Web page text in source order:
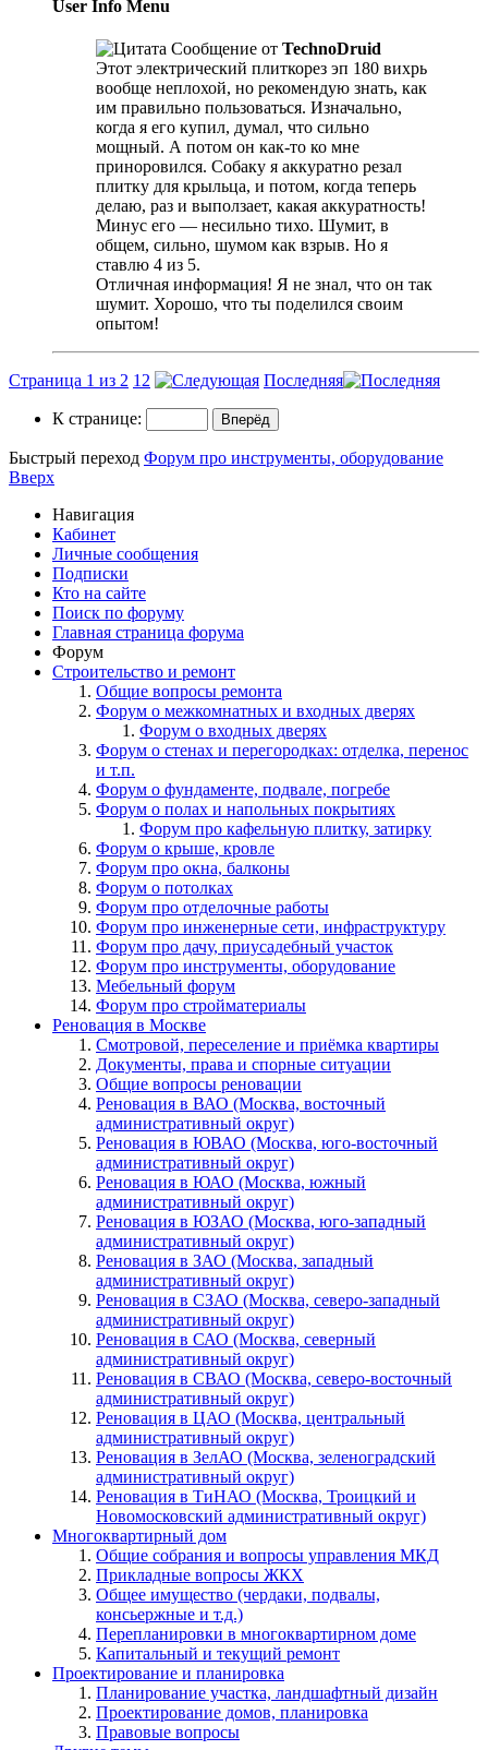
User Info Menu
Сообщение от TechnoDruid
Этот электрический плиткорез эп 180 вихрь
вообще неплохой, но рекомендую знать, как
им правильно пользоваться. Изначально,
когда я его купил, думал, что сильно
мощный. А потом он как-то ко мне
приноровился. Собаку я аккуратно резал
плитку для крыльца, и потом, когда теперь
делаю, раз и выползает, какая аккуратность!
Минус его — несильно тихо. Шумит, в
общем, сильно, шумом как взрыв. Но я
ставлю 4 из 5.
Отличная информация! Я не знал, что он так
шумит. Хорошо, что ты поделился своим
опытом!
Страница 1 из 2 1 2 Последняя
К странице:
Быстрый переход Форум про инструменты, оборудование
Вверх
Навигация
Кабинет
Личные сообщения
Подписки
Кто на сайте
Поиск по форуму
Главная страница форума
Форум
Строительство и ремонт
Общие вопросы ремонта
Форум о межкомнатных и входных дверях
Форум о входных дверях
Форум о стенах и перегородках: отделка, перенос
и т.п.
Форум о фундаменте, подвале, погребе
Форум о полах и напольных покрытиях
Форум про кафельную плитку, затирку
Форум о крыше, кровле
Форум про окна, балконы
Форум о потолках
Форум про отделочные работы
Форум про инженерные сети, инфраструктуру
Форум про дачу, приусадебный участок
Форум про инструменты, оборудование
Мебельный форум
Форум про стройматериалы
Реновация в Москве
Смотровой, переселение и приёмка квартиры
Документы, права и спорные ситуации
Общие вопросы реновации
Реновация в ВАО (Москва, восточный
административный округ)
Реновация в ЮВАО (Москва, юго-восточный
административный округ)
Реновация в ЮАО (Москва, южный
административный округ)
Реновация в ЮЗАО (Москва, юго-западный
административный округ)
Реновация в ЗАО (Москва, западный
административный округ)
Реновация в СЗАО (Москва, северо-западный
административный округ)
Реновация в САО (Москва, северный
административный округ)
Реновация в СВАО (Москва, северо-восточный
административный округ)
Реновация в ЦАО (Москва, центральный
административный округ)
Реновация в ЗелАО (Москва, зеленоградский
административный округ)
Реновация в ТиНАО (Москва, Троицкий и
Новомосковский административный округ)
Многоквартирный дом
Общие собрания и вопросы управления МКД
Прикладные вопросы ЖКХ
Общее имущество (чердаки, подвалы,
консьержные и т.д.)
Перепланировки в многоквартирном доме
Капитальный и текущий ремонт
Проектирование и планировка
Планирование участка, ландшафтный дизайн
Проектирование домов, планировка
Правовые вопросы